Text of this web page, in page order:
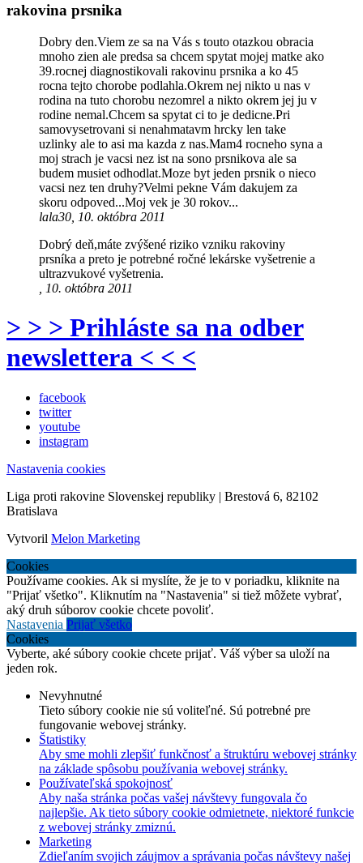
rakovina prsnika
Dobry den.Viem ze sa na Vás s touto otazkou obracia
mnoho zien ale predsa sa chcem spytat mojej matke ako
39.rocnej diagnostikovali rakovinu prsnika a ko 45
rocna tejto chorobe podlahla.Okrem nej nikto u nas v
rodina na tuto chorobu nezomrel a nikto okrem jej ju v
rodine nemal.Chcem sa spytat ci to je dedicne.Pri
samovysetrovani si nenahmatavm hrcky len take
uzlinky ale to asi ma kazda z nas.Mam4 rocneho syna a
moj strach je vacsi nez ist na sono prsnikova ale sa
budem musiet odhodlat.Moze byt jeden prsnik o nieco
vacsi nez ten druhy?Velmi pekne Vám dakujem za
skoru odpoved...Moj vek je 30 rokov...
lala30, 10. októbra 2011
Dobrý deň,máte zvýšené riziko vzniku rakoviny
prsníka a preto je potrebné ročné lekárske vyšetrenie a
ultrazvukové vyšetrenia.
, 10. októbra 2011
> > > Prihláste sa na odber
newslettera < < <
facebook
twitter
youtube
instagram
Nastavenia cookies
Liga proti rakovine Slovenskej republiky | Brestová 6, 82102
Bratislava
Vytvoril Melon Marketing
Cookies
Používame cookies. Ak si myslíte, že je to v poriadku, kliknite na
"Prijať všetko". Kliknutím na "Nastavenia" si tiež môžete vybrať,
aký druh súborov cookie chcete povoliť.
Nastavenia Prijať všetko
Cookies
Vyberte, aké súbory cookie chcete prijať. Váš výber sa uloží na
jeden rok.
Nevyhnutné
Tieto súbory cookie nie sú voliteľné. Sú potrebné pre
fungovanie webovej stránky.
Štatistiky
Aby sme mohli zlepšiť funkčnosť a štruktúru webovej stránky
na základe spôsobu používania webovej stránky.
Používateľská spokojnosť
Aby naša stránka počas vašej návštevy fungovala čo
najlepšie. Ak tieto súbory cookie odmietnete, niektoré funkcie
z webovej stránky zmiznú.
Marketing
Zdieľaním svojich záujmov a správania počas návštevy našej